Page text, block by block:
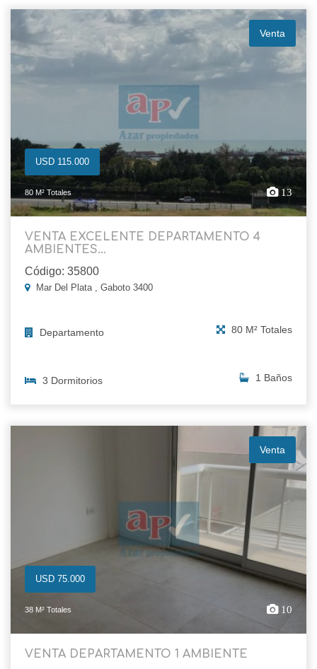
Venta
USD 115.000
80 M² Totales 13
VENTA EXCELENTE DEPARTAMENTO 4
AMBIENTES...
Código: 35800
Mar Del Plata , Gaboto 3400
Departamento 80 M² Totales
3 Dormitorios 1 Baños
Venta
USD 75.000
38 M² Totales 10
VENTA DEPARTAMENTO 1 AMBIENTE